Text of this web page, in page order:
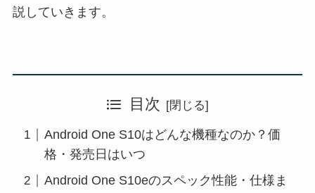
説していきます。